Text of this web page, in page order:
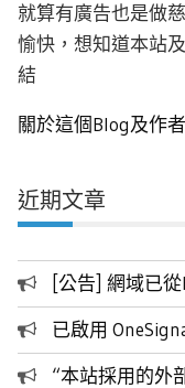
就算有廣告也是做
愉快，想知道本站
結
關於這個Blog及作
近期文章
[公告] 網域已
已啟用
“本站採用的外